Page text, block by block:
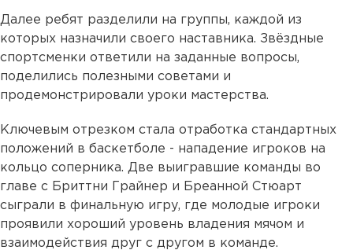
Далее ребят разделили на группы, каждой из
которых назначили своего наставника. Звёздные
спортсменки ответили на заданные вопросы,
поделились полезными советами и
продемонстрировали уроки мастерства.
Ключевым отрезком стала отработка стандартных
положений в баскетболе - нападение игроков на
кольцо соперника. Две выигравшие команды во
главе с Бриттни Грайнер и Бреанной Стюарт
сыграли в финальную игру, где молодые игроки
проявили хороший уровень владения мячом и
взаимодействия друг с другом в команде.